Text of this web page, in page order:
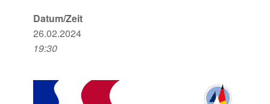
Datum/Zeit
26.02.2024
19:30